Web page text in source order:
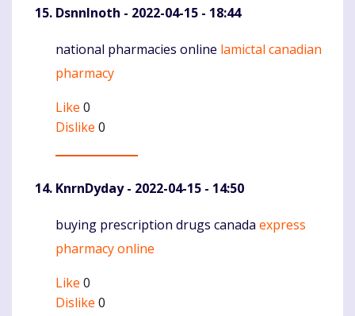
DsnnInoth - 2022-04-15 - 18:44
Komentaras
national pharmacies online lamictal canadian
pharmacy
Like 0
Dislike 0
KnrnDyday- 2022-04-15 - 14:50
Komentaras
buying prescription drugs canada express
pharmacy online
Like 0
Dislike 0